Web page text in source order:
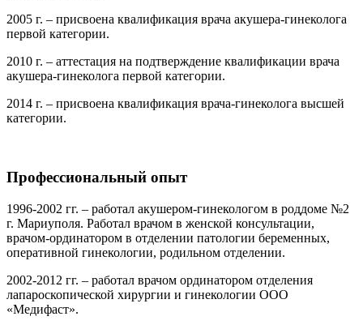
2005 г. – присвоена квалификация врача акушера-гинеколога
первой категории.
2010 г. – аттестация на подтверждение квалификации врача
акушера-гинеколога первой категории.
2014 г. – присвоена квалификация врача-гинеколога высшей
категории.
Профессиональный опыт
1996-2002 гг. – работал акушером-гинекологом в роддоме №2
г. Мариуполя. Работал врачом в женской консультации,
врачом-ординатором в отделении патологии беременных,
оперативной гинекологии, родильном отделении.
2002-2012 гг. – работал врачом ординатором отделения
лапароскопической хирургии и гинекологии ООО
«Медифаст».